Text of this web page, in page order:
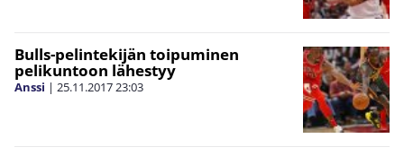
Bulls-pelintekijän toipuminen
pelikuntoon lähestyy
Anssi | 25.11.201723:03